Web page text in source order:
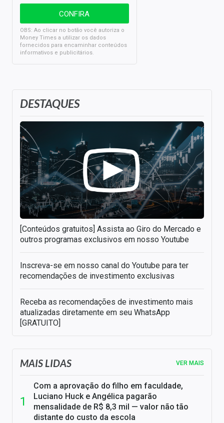
DESTAQUES
[Conteúdos gratuitos] Assista ao Giro do Mercado e
outros programas exclusivos em nosso Youtube
Inscreva-se em nosso canal do Youtube para ter
recomendações de investimento exclusivas
Receba as recomendações de investimento mais
atualizadas diretamente em seu WhatsApp
[GRATUITO]
OBS: Ao clicar no botão você autoriza o
Money Times a utilizar os dados
fornecidos para encaminhar conteúdos
informativos e publicitários.
MAIS LIDAS VER MAIS
Com a aprovação do filho em faculdade,
Luciano Huck e Angélica pagarão
mensalidade de R$ 8,3 mil — valor não tão
distante do custo da escola